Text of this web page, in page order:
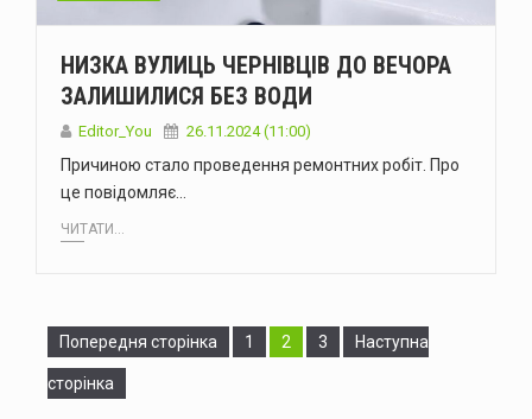
НИЗКА ВУЛИЦЬ ЧЕРНІВЦІВ ДО ВЕЧОРА
ЗАЛИШИЛИСЯ БЕЗ ВОДИ
Editor_You 26.11.2024 (11:00)
Причиною стало проведення ремонтних робіт. Про
це повідомляє…
ЧИТАТИ...
Попередня сторінка Сторінка
1 Сторінка
2 Сторінка
3 Наступна
сторінка